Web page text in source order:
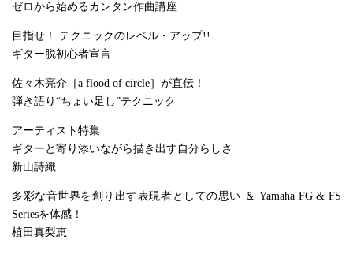
ゼロから始めるカンタン作曲講座
目指せ！ テクニックのレベル・アップ!!
ギター脱初心者宣言
佐々木亮介［a flood of circle］が直伝！
弾き語り“ちょい足し”テクニック
アーティスト特集
ギターと寄り添いながら描き出す自分らしさ
新山詩織
多彩な音世界を創り出す表現者としての思い ＆ Yamaha FG & FS
Seriesを体感！
植田真梨恵